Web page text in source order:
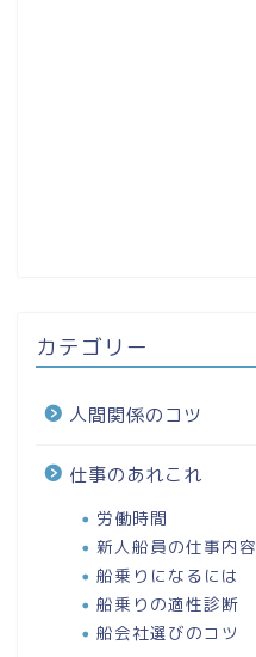
カテゴリー
人間関係のコツ
仕事のあれこれ
労働時間
新人船員の仕事内容
船乗りになるには
船乗りの適性診断
船会社選びのコツ